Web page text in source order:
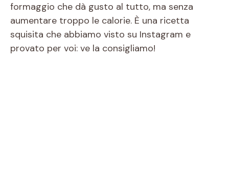
formaggio che dà gusto al tutto, ma senza
aumentare troppo le calorie. È una ricetta
squisita che abbiamo visto su Instagram e
provato per voi: ve la consigliamo!